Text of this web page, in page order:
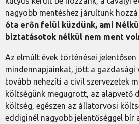
nagyobb mentéshez járultunk
óta erőn felül küzdünk, ami
biztatásotok nélkül nem ment
Az elmúlt évek történései
mindennapjainkat, jött a gazdasági
tovább nehezíti a civil szervezetek
költségünk megugrott, az alapvető
költség, egészen az állatorvosi
eddiginél nagyobb jelentőséggel bír